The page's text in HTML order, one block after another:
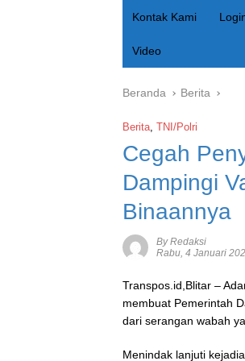
Kontak Kami
Video
Beranda Berita
Berita, TNI/Polri
Cegah
Dampingi
Binaannya
By Redaksi
Rabu, 4 Januari
Transpos.id,Blitar –
membuat Pemerintah
dari serangan wabah
Menindak lanjuti